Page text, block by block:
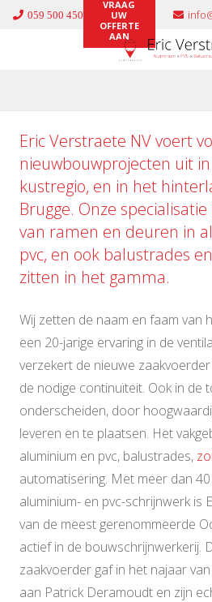
059 500 450
VRAAG
UW
OFFERTE
AAN
Eric Verstraete NV voert
nieuwbouwprojecten uit
kustregio, en in het
Brugge. Onze
van ramen en deuren in
pvc, en ook balustrades en
zitten in het gamma.
Wij zetten de naam en faam van
een 20-jarige ervaring in de
verzekert de nieuwe
de nodige continuïteit. Ook in de
onderscheiden, door
leveren en te plaatsen. Het
aluminium en pvc, balustrades,
automatisering. Met meer dan
aluminium- en pvc-schrijnwerk is
van de meest gerenommeerde
actief in de bouwschrijnwerkerij.
zaakvoerder gaf in het najaar
aan Patrick Deramoudt en zijn